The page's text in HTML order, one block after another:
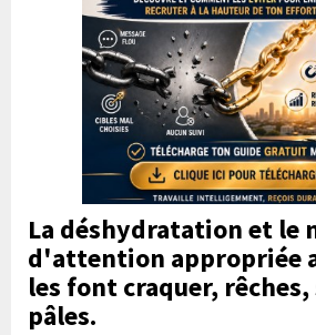
La déshydratation et le
d'attention appropriée
les font craquer, rêches,
pâles.